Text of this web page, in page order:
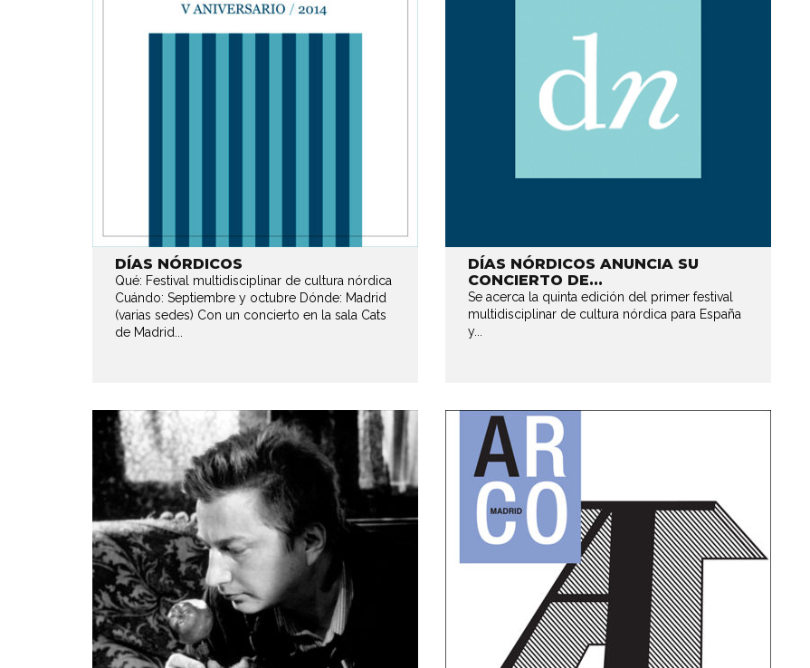
DÍAS NÓRDICOS
Qué: Festival multidisciplinar de cultura nórdica
Cuándo: Septiembre y octubre Dónde: Madrid
(varias sedes) Con un concierto en la sala Cats
de Madrid...
DÍAS NÓRDICOS ANUNCIA SU
CONCIERTO DE...
Se acerca la quinta edición del primer festival
multidisciplinar de cultura nórdica para España
y...